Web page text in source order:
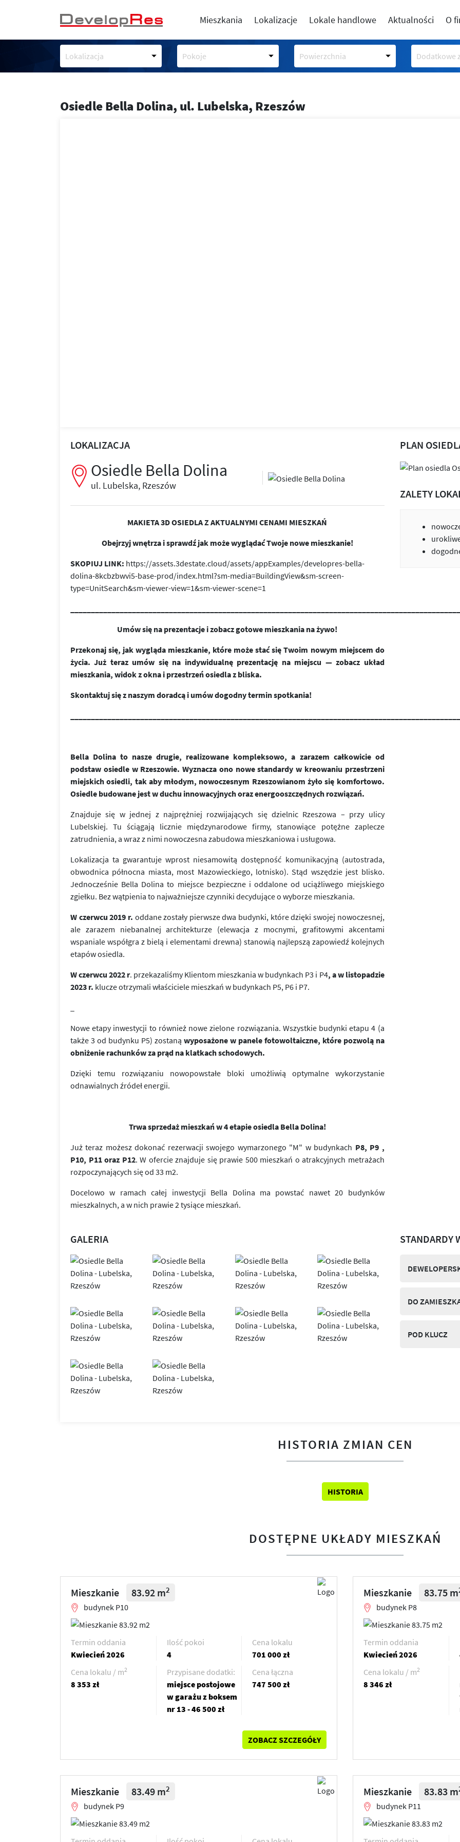
Mieszkania Lokalizacje Lokale handlowe Aktualności O
Lokalizacja Pokoje Powierzchnia Dodatkowe
Osiedle Bella Dolina, ul. Lubelska, Rzeszów
LOKALIZACJA
Osiedle Bella Dolina
ul. Lubelska, Rzeszów
MAKIETA 3D OSIEDLA Z AKTUALNYMI CENAMI MIESZKAŃ
Obejrzyj wnętrza i sprawdź jak może wyglądać Twoje nowe mieszkanie!
SKOPIUJ LINK: https://assets.3destate.cloud/assets/appExamples/developres-bella-
dolina-8kcbzbwvi5-base-prod/index.html?sm-media=BuildingView&sm-screen-
type=UnitSearch&sm-viewer-view=1&sm-viewer-scene=1
Umów się na prezentacje i zobacz gotowe mieszkania na żywo!
Przekonaj się, jak wygląda mieszkanie, które może stać się Twoim nowym miejscem do
życia. Już teraz umów się na indywidualnę prezentację na miejscu — zobacz układ
mieszkania, widok z okna i przestrzeń osiedla z bliska.
Skontaktuj się z naszym doradcą i umów dogodny termin spotkania!
Bella Dolina to nasze drugie, realizowane kompleksowo, a zarazem całkowicie od
podstaw osiedle w Rzeszowie. Wyznacza ono nowe standardy w kreowaniu przestrzeni
miejskich osiedli, tak aby młodym, nowoczesnym Rzeszowianom żyło się komfortowo.
Osiedle budowane jest w duchu innowacyjnych oraz energooszczędnych rozwiązań.
Znajduje się w jednej z najprężniej rozwijających się dzielnic Rzeszowa – przy ulicy
Lubelskiej. Tu ściągają licznie międzynarodowe firmy, stanowiące potężne zaplecze
zatrudnienia, a wraz z nimi nowoczesna zabudowa mieszkaniowa i usługowa.
Lokalizacja ta gwarantuje wprost niesamowitą dostępność komunikacyjną (autostrada,
obwodnica północna miasta, most Mazowieckiego, lotnisko). Stąd wszędzie jest blisko.
Jednocześnie Bella Dolina to miejsce bezpieczne i oddalone od uciążliwego miejskiego
zgiełku. Bez wątpienia to najważniejsze czynniki decydujące o wyborze mieszkania.
W czerwcu 2019 r. oddane zostały pierwsze dwa budynki, które dzięki swojej nowoczesnej,
ale zarazem niebanalnej architekturze (elewacja z mocnymi, grafitowymi akcentami
wspaniale współgra z bielą i elementami drewna) stanowią najlepszą zapowiedź kolejnych
etapów osiedla.
W czerwcu 2022 r. przekazaliśmy Klientom mieszkania w budynkach P3 i P4, a w listopadzie
2023 r. klucze otrzymali właściciele mieszkań w budynkach P5, P6 i P7.
Nowe etapy inwestycji to również nowe zielone rozwiązania. Wszystkie budynki etapu 4 (a
także 3 od budynku P5) zostaną wyposażone w panele fotowoltaiczne, które pozwolą na
obniżenie rachunków za prąd na klatkach schodowych.
Dzięki temu rozwiązaniu nowopowstałe bloki umożliwią optymalne wykorzystanie
odnawialnych źródeł energii.
Trwa sprzedaż mieszkań w 4 etapie osiedla Bella Dolina!
Już teraz możesz dokonać rezerwacji swojego wymarzonego "M" w budynkach P8, P9 ,
P10, P11 oraz P12. W ofercie znajduje się prawie 500 mieszkań o atrakcyjnych metrażach
rozpoczynających się od 33 m2.
Docelowo w ramach całej inwestycji Bella Dolina ma powstać nawet 20 budynków
mieszkalnych, a w nich prawie 2 tysiące mieszkań.
PLAN
ZALETY
GALERIA STANDARDY
DO
POD KLUCZ
HISTORIA ZMIAN CEN
HISTORIA
DOSTĘPNE UKŁADY MIESZKAŃ
Mieszkanie 83.92 m2
budynek P10
Termin oddania
Kwiecień 2026
Ilość pokoi
4
Cena lokalu
701 000 zł
Cena lokalu / m2
8 353 zł
Przypisane dodatki:
miejsce postojowe
w garażu z boksem
nr 13 - 46 500 zł
Cena łączna
747 500 zł
ZOBACZ SZCZEGÓŁY
Mieszkanie 83.75 m
budynek P8
Termin oddania
Kwiecień 2026
Cena lokalu / m2
8 346 zł
Mieszkanie 83.49 m2
budynek P9
Mieszkanie 83.83 m
budynek P11